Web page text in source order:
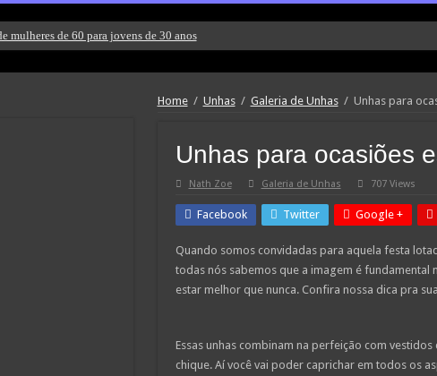
mulheres de 60 para jovens de 30 anos
Home / Unhas / Galeria de Unhas / Unhas para
Unhas para ocasiões
Nath Zoe Galeria de Unhas 707 Views
Facebook Twitter Google +
Quando somos convidadas para aquela festa
todas nós sabemos que a imagem é fundamental
estar melhor que nunca. Confira nossa dica pra
Essas unhas combinam na perfeição com
chique. Aí você vai poder caprichar em todos os